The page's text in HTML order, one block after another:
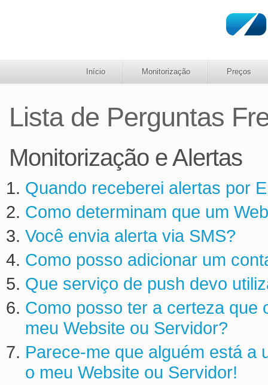
Início Monitorização Preços
Lista de Perguntas
Monitorização e Alertas
Quando receberei alertas por
Como determinam que um
Você envia alerta via SMS?
Como posso adicionar um
Que serviço de push devo
Como posso ter a certeza que
meu Website ou Servidor?
Parece-me que alguém está a
o meu Website ou Servidor!